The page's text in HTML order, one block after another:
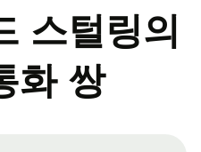
스털링의
화 쌍